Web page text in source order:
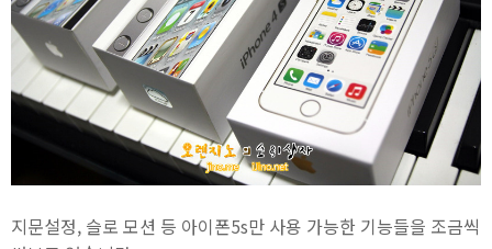
지문설정, 슬로 모션 등 아이폰5s만 사용 가능한 기능들을 조금씩